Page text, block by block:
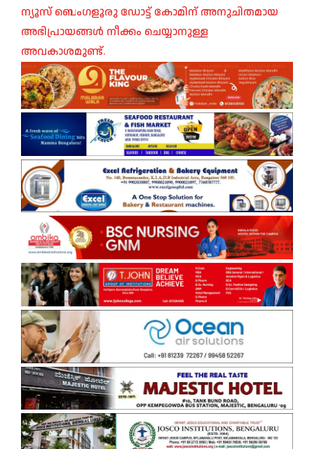
ന്യൂസ് ബെംഗളൂരു ഡോട്ട് കോമിന് അനുചിതമായ
അഭിപ്രായങ്ങൾ നീക്കം ചെയ്യാനുള്ള
അവകാശമുണ്ട്.